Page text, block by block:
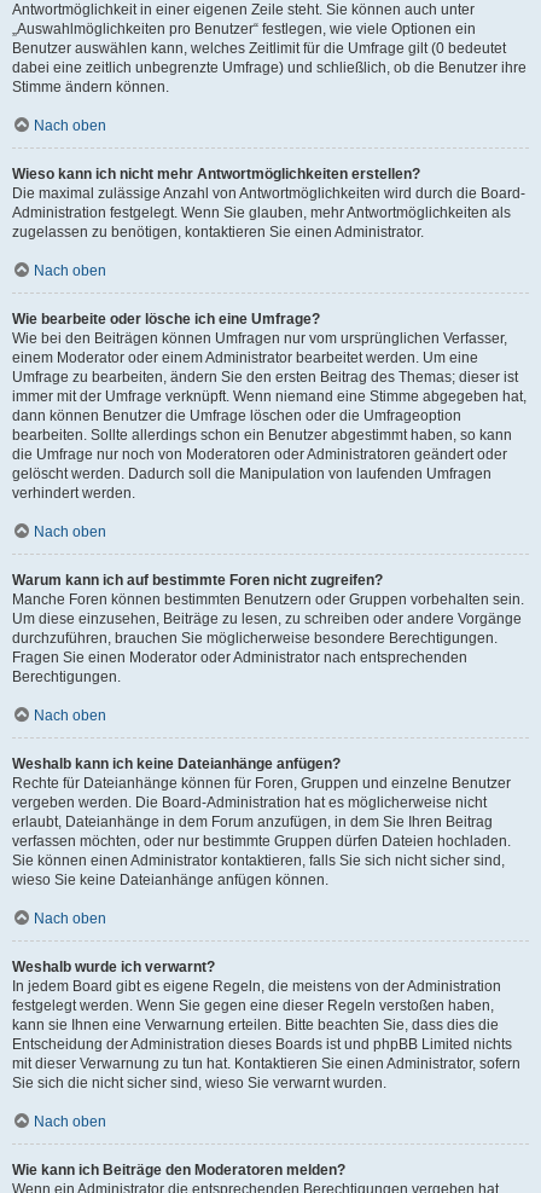
Antwortmöglichkeit in einer eigenen Zeile steht. Sie können auch unter
„Auswahlmöglichkeiten pro Benutzer“ festlegen, wie viele Optionen ein
Benutzer auswählen kann, welches Zeitlimit für die Umfrage gilt (0 bedeutet
dabei eine zeitlich unbegrenzte Umfrage) und schließlich, ob die Benutzer ihre
Stimme ändern können.
Nach oben
Wieso kann ich nicht mehr Antwortmöglichkeiten erstellen?
Die maximal zulässige Anzahl von Antwortmöglichkeiten wird durch die Board-
Administration festgelegt. Wenn Sie glauben, mehr Antwortmöglichkeiten als
zugelassen zu benötigen, kontaktieren Sie einen Administrator.
Nach oben
Wie bearbeite oder lösche ich eine Umfrage?
Wie bei den Beiträgen können Umfragen nur vom ursprünglichen Verfasser,
einem Moderator oder einem Administrator bearbeitet werden. Um eine
Umfrage zu bearbeiten, ändern Sie den ersten Beitrag des Themas; dieser ist
immer mit der Umfrage verknüpft. Wenn niemand eine Stimme abgegeben hat,
dann können Benutzer die Umfrage löschen oder die Umfrageoption
bearbeiten. Sollte allerdings schon ein Benutzer abgestimmt haben, so kann
die Umfrage nur noch von Moderatoren oder Administratoren geändert oder
gelöscht werden. Dadurch soll die Manipulation von laufenden Umfragen
verhindert werden.
Nach oben
Warum kann ich auf bestimmte Foren nicht zugreifen?
Manche Foren können bestimmten Benutzern oder Gruppen vorbehalten sein.
Um diese einzusehen, Beiträge zu lesen, zu schreiben oder andere Vorgänge
durchzuführen, brauchen Sie möglicherweise besondere Berechtigungen.
Fragen Sie einen Moderator oder Administrator nach entsprechenden
Berechtigungen.
Nach oben
Weshalb kann ich keine Dateianhänge anfügen?
Rechte für Dateianhänge können für Foren, Gruppen und einzelne Benutzer
vergeben werden. Die Board-Administration hat es möglicherweise nicht
erlaubt, Dateianhänge in dem Forum anzufügen, in dem Sie Ihren Beitrag
verfassen möchten, oder nur bestimmte Gruppen dürfen Dateien hochladen.
Sie können einen Administrator kontaktieren, falls Sie sich nicht sicher sind,
wieso Sie keine Dateianhänge anfügen können.
Nach oben
Weshalb wurde ich verwarnt?
In jedem Board gibt es eigene Regeln, die meistens von der Administration
festgelegt werden. Wenn Sie gegen eine dieser Regeln verstoßen haben,
kann sie Ihnen eine Verwarnung erteilen. Bitte beachten Sie, dass dies die
Entscheidung der Administration dieses Boards ist und phpBB Limited nichts
mit dieser Verwarnung zu tun hat. Kontaktieren Sie einen Administrator, sofern
Sie sich die nicht sicher sind, wieso Sie verwarnt wurden.
Nach oben
Wie kann ich Beiträge den Moderatoren melden?
Wenn ein Administrator die entsprechenden Berechtigungen vergeben hat,